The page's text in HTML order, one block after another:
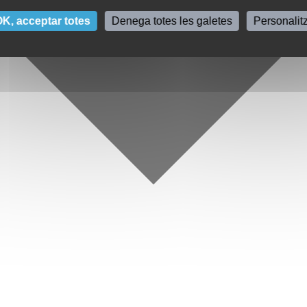
acceptar totes Denega totes les galetes